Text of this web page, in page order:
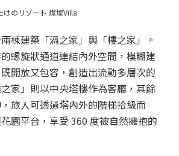
けのリゾート 燦燦Villa
棟建築「渦之家」與「樓之家」。
的螺旋狀通道連結內外空間，模糊建
開放又包容，創造出流動多層次的
家」則以中央塔樓作為客廳，其餘
旅人可透過塔內外的階梯拾級而
園平台，享受 360 度被自然擁抱的